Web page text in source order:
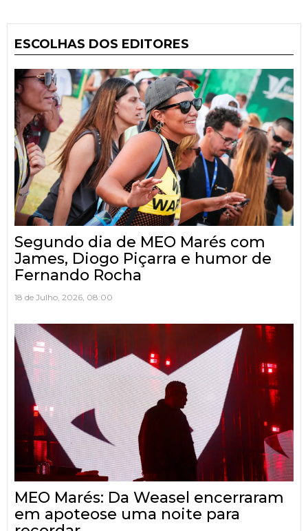
ESCOLHAS DOS EDITORES
Segundo dia de MEO Marés com
James, Diogo Piçarra e humor de
Fernando Rocha
18 de Julho, 2026, 08:00
MEO Marés: Da Weasel encerraram
em apoteose uma noite para